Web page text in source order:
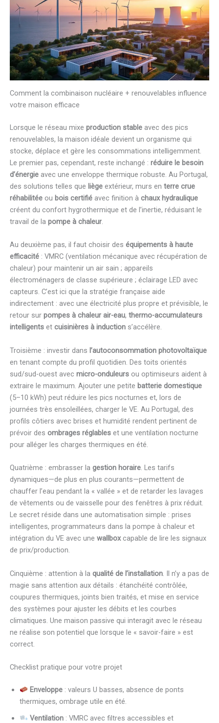
Comment la combinaison nucléaire + renouvelables influence
votre maison efficace
Lorsque le réseau mixe production stable avec des pics
renouvelables, la maison idéale devient un organisme qui
stocke, déplace et gère les consommations intelligemment.
Le premier pas, cependant, reste inchangé : réduire le besoin
d’énergie avec une enveloppe thermique robuste. Au Portugal,
des solutions telles que liège extérieur, murs en terre crue
réhabilitée ou bois certifié avec finition à chaux hydraulique
créent du confort hygrothermique et de l’inertie, réduisant le
travail de la pompe à chaleur.
Au deuxième pas, il faut choisir des équipements à haute
efficacité : VMRC (ventilation mécanique avec récupération de
chaleur) pour maintenir un air sain ; appareils
électroménagers de classe supérieure ; éclairage LED avec
capteurs. C’est ici que la stratégie française aide
indirectement : avec une électricité plus propre et prévisible, le
retour sur pompes à chaleur air-eau, thermo-accumulateurs
intelligents et cuisinières à induction s’accélère.
Troisième : investir dans l’autoconsommation photovoltaïque
en tenant compte du profil quotidien. Des toits orientés
sud/sud-ouest avec micro-onduleurs ou optimiseurs aident à
extraire le maximum. Ajouter une petite batterie domestique
(5–10 kWh) peut réduire les pics nocturnes et, lors de
journées très ensoleillées, charger le VE. Au Portugal, des
profils côtiers avec brises et humidité rendent pertinent de
prévoir des ombrages réglables et une ventilation nocturne
pour alléger les charges thermiques en été.
Quatrième : embrasser la gestion horaire. Les tarifs
dynamiques—de plus en plus courants—permettent de
chauffer l’eau pendant la « vallée » et de retarder les lavages
de vêtements ou de vaisselle pour des fenêtres à prix réduit.
Le secret réside dans une automatisation simple : prises
intelligentes, programmateurs dans la pompe à chaleur et
intégration du VE avec une wallboxcapable de lire les signaux
de prix/production.
Cinquième : attention à la qualité de l’installation . Il n’y a pas de
magie sans attention aux détails : étanchéité contrôlée,
coupures thermiques, joints bien traités, et mise en service
des systèmes pour ajuster les débits et les courbes
climatiques. Une maison passive qui interagit avec le réseau
ne réalise son potentiel que lorsque le « savoir-faire » est
correct.
Checklist pratique pour votre projet
Enveloppe: valeurs U basses, absence de ponts
thermiques, ombrage utile en été.
Ventilation: VMRC avec filtres accessibles et